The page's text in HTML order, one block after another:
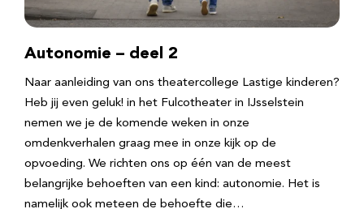
Autonomie – deel 2
Naar aanleiding van ons theatercollege Lastige kinderen?
Heb jij even geluk! in het Fulcotheater in IJsselstein
nemen we je de komende weken in onze
omdenkverhalen graag mee in onze kijk op de
opvoeding. We richten ons op één van de meest
belangrijke behoeften van een kind: autonomie. Het is
namelijk ook meteen de behoefte die…